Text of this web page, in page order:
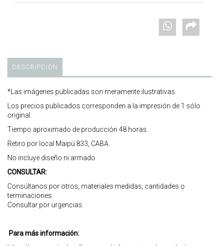
DESCRIPCIÓN
*Las imágenes publicadas son meramente ilustrativas.
Los precios publicados corresponden a la impresión de 1 sólo
original.
Tiempo aproximado de producción 48 horas.
Retiro por local Maipú 833, CABA.
No incluye diseño ni armado
CONSULTAR:
Consúltanos por otros, materiales medidas, cantidades o
terminaciones.
Consultar por urgencias
Para más información: